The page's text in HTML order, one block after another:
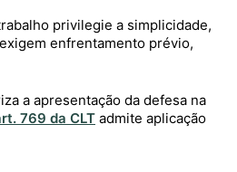
privilegie a simplicidade,
enfrentamento prévio,
a apresentação da defesa na
769 da CLT admite aplicação